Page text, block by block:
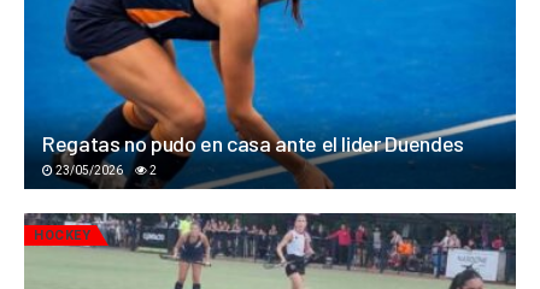
Regatas no pudo en casa ante el lider Duendes
23/05/2026 2
HOCKEY